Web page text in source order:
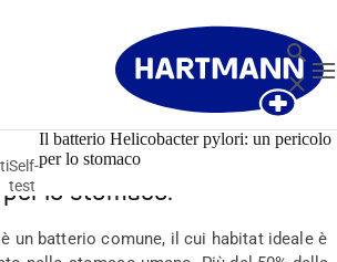
Ricerca
Self-
test
Il batterio Helicobacter pylori: un pericolo
per lo stomacopylori: un pericolo
per lo stomaco.
un batterio comune, il cui habitat ideale è